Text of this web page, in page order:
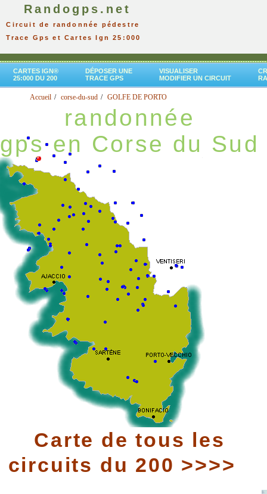
Randogps.net
Circuit de randonnée pédestre
Trace Gps et Cartes Ign 25:000
CARTES IGN®
25:000 DU 200
DÉPOSER UNE
TRACE GPS
VISUALISER
MODIFIER UN CIRCUIT
Accueil corse-du-sud GOLFE DE PORTO
randonnée
gps en Corse du Sud
Carte de tous les
circuits du 200 >>>>